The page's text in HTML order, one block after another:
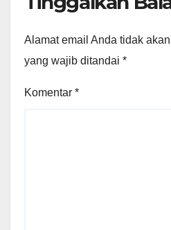
Alamat email Anda tidak
yang wajib ditandai *
Komentar *